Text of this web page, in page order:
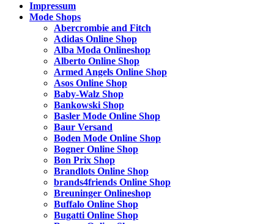
Impressum
Mode Shops
Abercrombie and Fitch
Adidas Online Shop
Alba Moda Onlineshop
Alberto Online Shop
Armed Angels Online Shop
Asos Online Shop
Baby-Walz Shop
Bankowski Shop
Basler Mode Online Shop
Baur Versand
Boden Mode Online Shop
Bogner Online Shop
Bon Prix Shop
Brandlots Online Shop
brands4friends Online Shop
Breuninger Onlineshop
Buffalo Online Shop
Bugatti Online Shop